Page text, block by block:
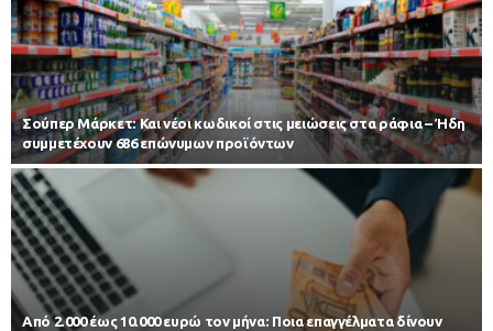
Σούπερ Μάρκετ: Και νέοι κωδικοί στις μειώσεις στα ράφια – Ήδη
συμμετέχουν 686 επώνυμων προϊόντων
Από 2.000 έως 10.000 ευρώ τον μήνα: Ποια επαγγέλματα δίνουν